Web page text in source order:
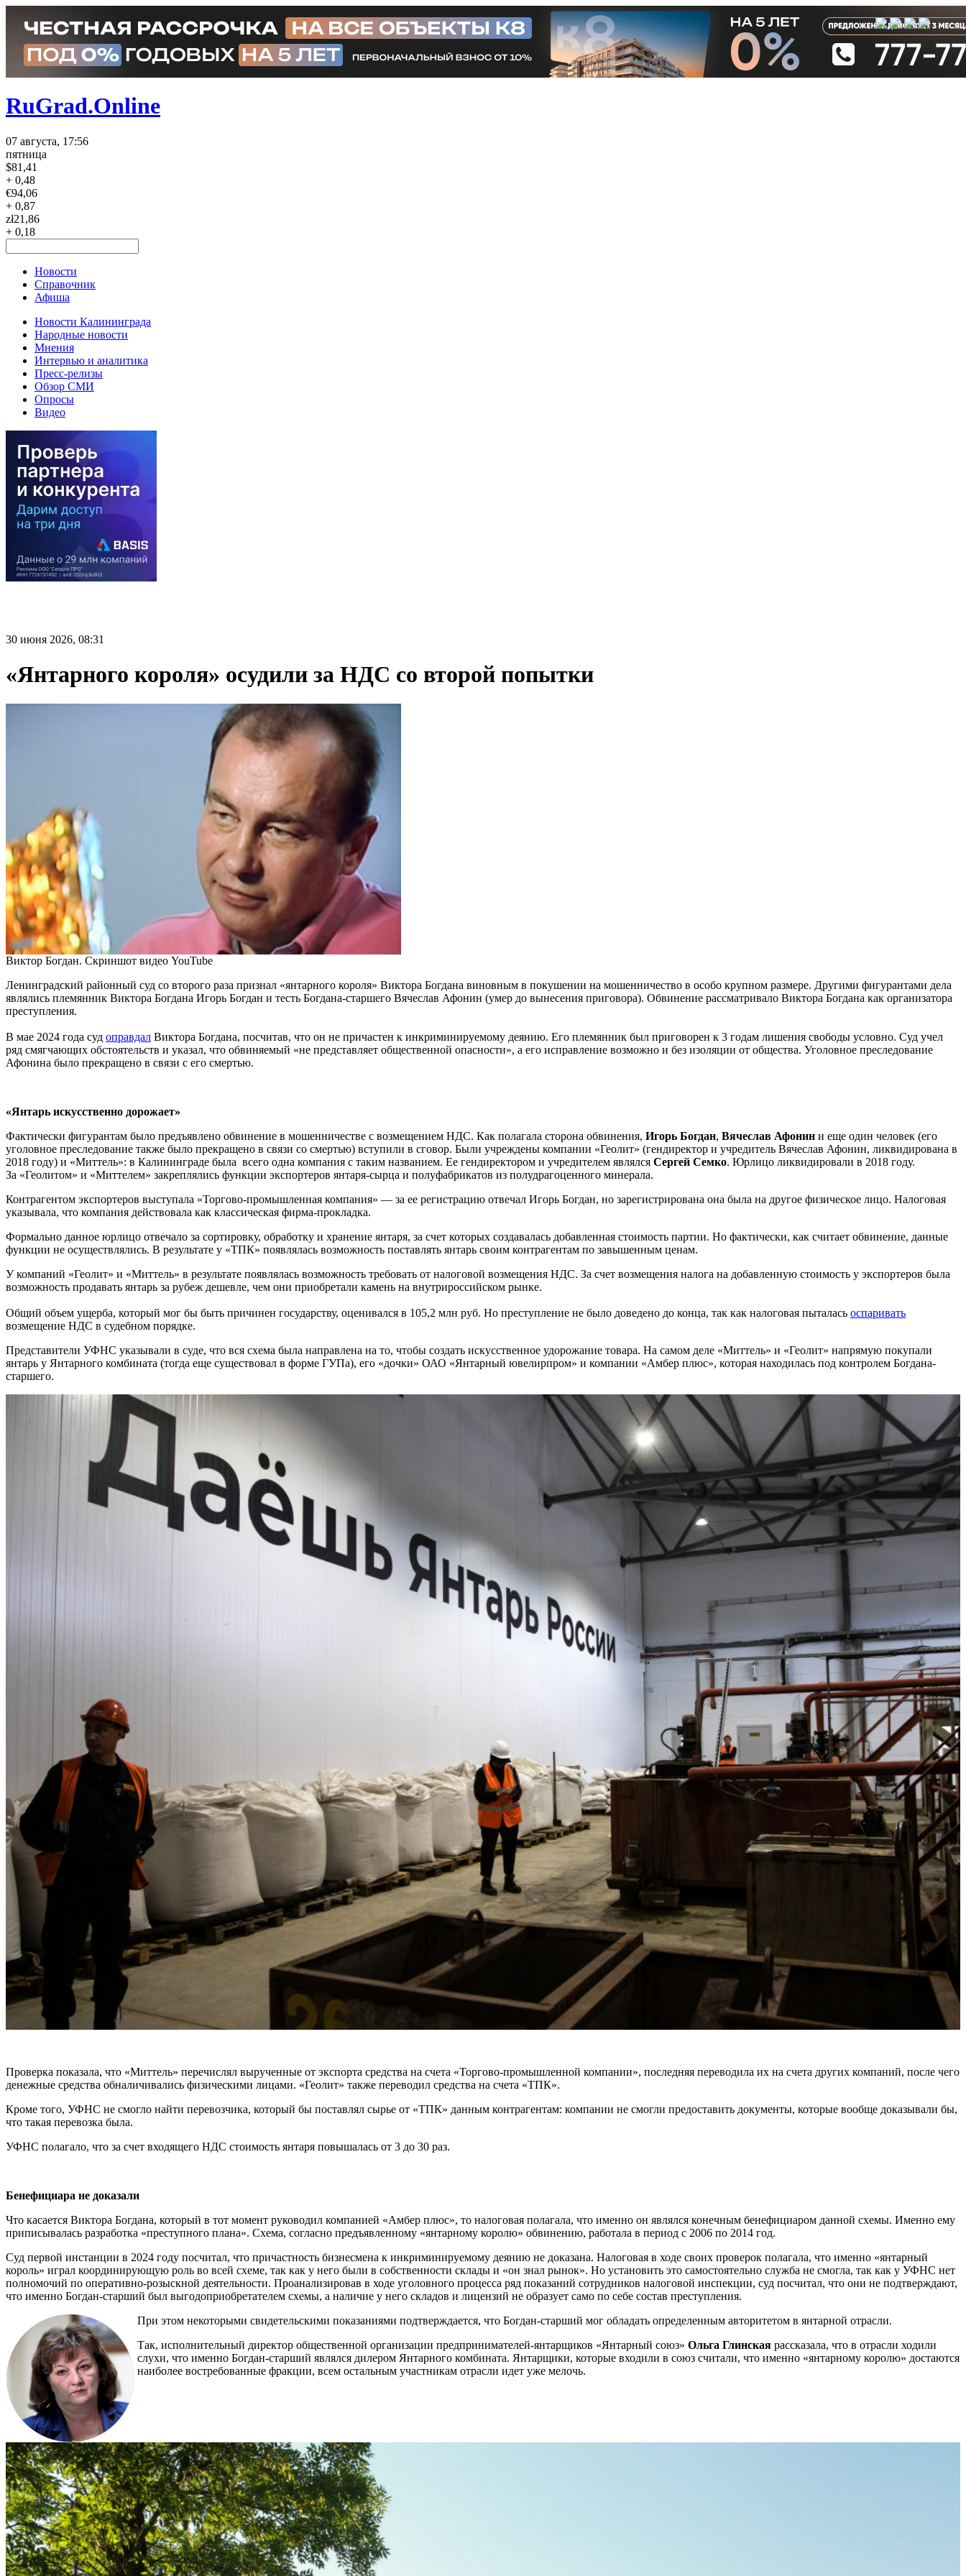
RuGrad.Online
07 августа, 17:56
пятница
$81,41
+ 0,48
€94,06
+ 0,87
zł21,86
+ 0,18
Новости
Справочник
Афиша
Новости Калининграда
Народные новости
Мнения
Интервью и аналитика
Пресс-релизы
Обзор СМИ
Опросы
Видео
30 июня 2026, 08:31
«Янтарного короля» осудили за НДС со второй попытки
Виктор Богдан. Скриншот видео YouTube
Ленинградский районный суд со второго раза признал «янтарного короля» Виктора Богдана виновным в покушении на мошенничество в особо крупном размере. Другими фигурантами дела
являлись племянник Виктора Богдана Игорь Богдан и тесть Богдана-старшего Вячеслав Афонин (умер до вынесения приговора). Обвинение рассматривало Виктора Богдана как организатора
преступления.
В мае 2024 года суд оправдал Виктора Богдана, посчитав, что он не причастен к инкриминируемому деянию. Его племянник был приговорен к 3 годам лишения свободы условно. Суд учел
ряд смягчающих обстоятельств и указал, что обвиняемый «не представляет общественной опасности», а его исправление возможно и без изоляции от общества. Уголовное преследование
Афонина было прекращено в связи с его смертью.
«Янтарь искусственно дорожает»
Фактически фигурантам было предъявлено обвинение в мошенничестве с возмещением НДС. Как полагала сторона обвинения, Игорь Богдан, Вячеслав Афонин и еще один человек (его
уголовное преследование также было прекращено в связи со смертью) вступили в сговор. Были учреждены компании «Геолит» (гендиректор и учредитель Вячеслав Афонин, ликвидирована в
2018 году) и «Миттель»: в Калининграде была всего одна компания с таким названием. Ее гендиректором и учредителем являлся Сергей Семко. Юрлицо ликвидировали в 2018 году.
За «Геолитом» и «Миттелем» закреплялись функции экспортеров янтаря-сырца и полуфабрикатов из полудрагоценного минерала.
Контрагентом экспортеров выступала «Торгово-промышленная компания» — за ее регистрацию отвечал Игорь Богдан, но зарегистрирована она была на другое физическое лицо. Налоговая
указывала, что компания действовала как классическая фирма-прокладка.
Формально данное юрлицо отвечало за сортировку, обработку и хранение янтаря, за счет которых создавалась добавленная стоимость партии. Но фактически, как считает обвинение, данные
функции не осуществлялись. В результате у «ТПК» появлялась возможность поставлять янтарь своим контрагентам по завышенным ценам.
У компаний «Геолит» и «Миттель» в результате появлялась возможность требовать от налоговой возмещения НДС. За счет возмещения налога на добавленную стоимость у экспортеров была
возможность продавать янтарь за рубеж дешевле, чем они приобретали камень на внутрироссийском рынке.
Общий объем ущерба, который мог бы быть причинен государству, оценивался в 105,2 млн руб. Но преступление не было доведено до конца, так как налоговая пыталась оспаривать
возмещение НДС в судебном порядке.
Представители УФНС указывали в суде, что вся схема была направлена на то, чтобы создать искусственное удорожание товара. На самом деле «Миттель» и «Геолит» напрямую покупали
янтарь у Янтарного комбината (тогда еще существовал в форме ГУПа), его «дочки» ОАО «Янтарный ювелирпром» и компании «Амбер плюс», которая находилась под контролем Богдана-
старшего.
Проверка показала, что «Миттель» перечислял вырученные от экспорта средства на счета «Торгово-промышленной компании», последняя переводила их на счета других компаний, после чего
денежные средства обналичивались физическими лицами. «Геолит» также переводил средства на счета «ТПК».
Кроме того, УФНС не смогло найти перевозчика, который бы поставлял сырье от «ТПК» данным контрагентам: компании не смогли предоставить документы, которые вообще доказывали бы,
что такая перевозка была.
УФНС полагало, что за счет входящего НДС стоимость янтаря повышалась от 3 до 30 раз.
Бенефициара не доказали
Что касается Виктора Богдана, который в тот момент руководил компанией «Амбер плюс», то налоговая полагала, что именно он являлся конечным бенефициаром данной схемы. Именно ему
приписывалась разработка «преступного плана». Схема, согласно предъявленному «янтарному королю» обвинению, работала в период с 2006 по 2014 год.
Суд первой инстанции в 2024 году посчитал, что причастность бизнесмена к инкриминируемому деянию не доказана. Налоговая в ходе своих проверок полагала, что именно «янтарный
король» играл координирующую роль во всей схеме, так как у него были в собственности склады и «он знал рынок». Но установить это самостоятельно служба не смогла, так как у УФНС нет
полномочий по оперативно-розыскной деятельности. Проанализировав в ходе уголовного процесса ряд показаний сотрудников налоговой инспекции, суд посчитал, что они не подтверждают,
что именно Богдан-старший был выгодоприобретателем схемы, а наличие у него складов и лицензий не образует само по себе состав преступления.
При этом некоторыми свидетельскими показаниями подтверждается, что Богдан-старший мог обладать определенным авторитетом в янтарной отрасли.
Так, исполнительный директор общественной организации предпринимателей-янтарщиков «Янтарный союз» Ольга Глинская рассказала, что в отрасли ходили
слухи, что именно Богдан-старший являлся дилером Янтарного комбината. Янтарщики, которые входили в союз считали, что именно «янтарному королю» достаются
наиболее востребованные фракции, всем остальным участникам отрасли идет уже мелочь.